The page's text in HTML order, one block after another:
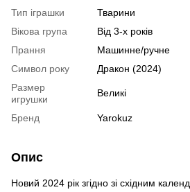
Тип іграшки
Тварини
Вікова група
Від 3-х років
Прання
Машинне/ручне
Символ року
Дракон (2024)
Размер
игрушки
Великі
Бренд Yarokuz
Опис
Новий 2024 рік згідно зі східним